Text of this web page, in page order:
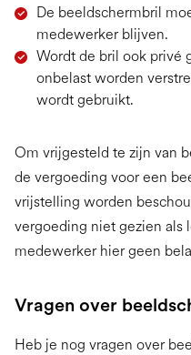
De beeldschermbril
medewerker blijven.
Wordt de bril ook privé
onbelast worden
wordt gebruikt.
Om vrijgesteld te zijn van
de vergoeding voor een
vrijstelling worden
vergoeding niet gezien als
medewerker hier geen
Vragen over
Heb je nog vragen over